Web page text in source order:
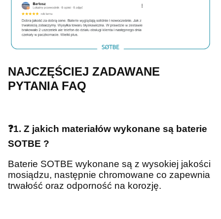
NAJCZĘŚCIEJ ZADAWANE
PYTANIA FAQ
❓1. Z jakich materiałów wykonane są baterie
SOTBE ?
Baterie SOTBE wykonane są z wysokiej jakości
mosiądzu, następnie chromowane co zapewnia
trwałość oraz odporność na korozję.